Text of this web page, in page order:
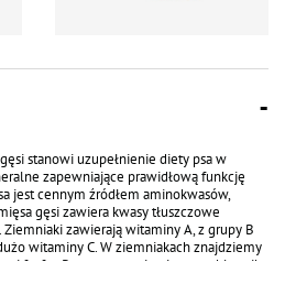
Mokra karma dla psa Dolina
kurczaka i szpinakiem 400 g
stanowi uzupełnienie diety psa w
zapewniające prawidłową funkcję
jest cennym źródłem aminokwasów,
gęsi zawiera kwasy tłuszczowe
zawierają witaminy A, z grupy B
witaminy C. W ziemniakach znajdziemy
i fosfor. Poza tym zawierają sporo błonnika
poziom cholesterolu i poprawiają